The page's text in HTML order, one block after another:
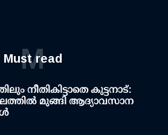
Must read
M
നീതികിട്ടാതെ കുട്ടനാട്:
മുങ്ങി ആദ്യാവസാന